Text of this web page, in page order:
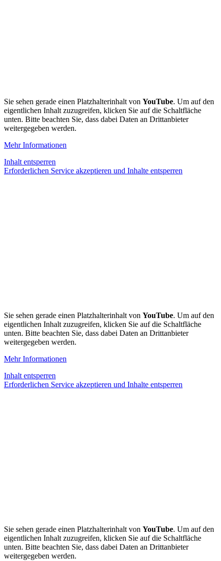
Sie sehen gerade einen Platzhalterinhalt von YouTube. Um auf den
eigentlichen Inhalt zuzugreifen, klicken Sie auf die Schaltfläche
unten. Bitte beachten Sie, dass dabei Daten an Drittanbieter
weitergegeben werden.
Mehr Informationen
Inhalt entsperren
Erforderlichen Service akzeptieren und Inhalte entsperren
Sie sehen gerade einen Platzhalterinhalt von YouTube. Um auf den
eigentlichen Inhalt zuzugreifen, klicken Sie auf die Schaltfläche
unten. Bitte beachten Sie, dass dabei Daten an Drittanbieter
weitergegeben werden.
Mehr Informationen
Inhalt entsperren
Erforderlichen Service akzeptieren und Inhalte entsperren
Sie sehen gerade einen Platzhalterinhalt von YouTube. Um auf den
eigentlichen Inhalt zuzugreifen, klicken Sie auf die Schaltfläche
unten. Bitte beachten Sie, dass dabei Daten an Drittanbieter
weitergegeben werden.